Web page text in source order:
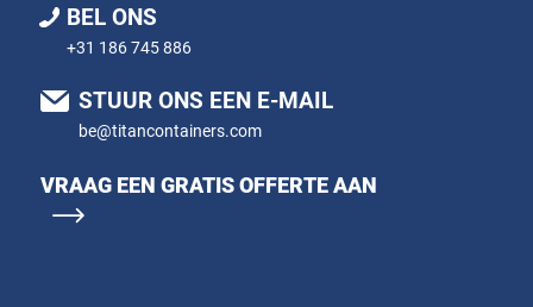
BEL ONS
+31 186 745 886
STUUR ONS EEN E-MAIL
be@titancontainers.com
VRAAG EEN GRATIS OFFERTE AAN